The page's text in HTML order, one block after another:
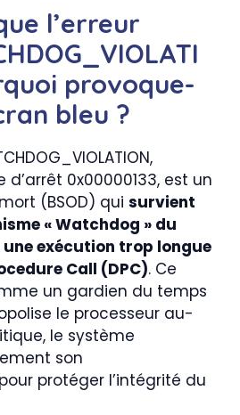
l’erreur
provoque-
bleu ?
0x00000133, est un
(BSOD) qui survient
« Watchdog » du
exécution trop longue
Call (DPC). Ce
un gardien du temps
le processeur au-
le système
son
protéger l’intégrité du